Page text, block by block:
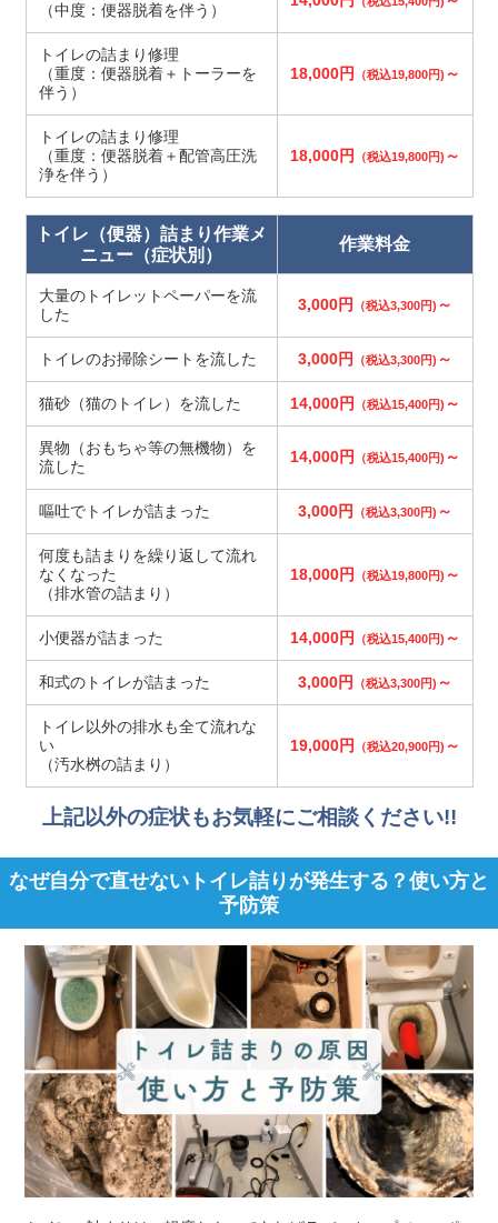
（中度：便器脱着を伴う）
トイレの詰まり修理
（重度：便器脱着＋トーラーを
伴う）
18,000円 （税込19,800円) ～
トイレの詰まり修理
（重度：便器脱着＋配管高圧洗
浄を伴う）
18,000円 （税込19,800円) ～
トイレ（便器）詰まり作業メ
ニュー（症状別）
作業料金
大量のトイレットペーパーを流
した
3,000円 （税込3,300円) ～
トイレのお掃除シートを流した 3,000円 （税込3,300円) ～
猫砂（猫のトイレ）を流した 14,000円 （税込15,400円) ～
異物（おもちゃ等の無機物）を
流した
14,000円 （税込15,400円) ～
嘔吐でトイレが詰まった 3,000円 （税込3,300円) ～
何度も詰まりを繰り返して流れ
なくなった
（排水管の詰まり）
18,000円 （税込19,800円) ～
小便器が詰まった 14,000円 （税込15,400円) ～
和式のトイレが詰まった 3,000円 （税込3,300円) ～
トイレ以外の排水も全て流れな
い
（汚水桝の詰まり）
19,000円 （税込20,900円) ～
上記以外の症状もお気軽にご相談ください!!
なぜ自分で直せないトイレ詰りが発生する？使い方と
予防策